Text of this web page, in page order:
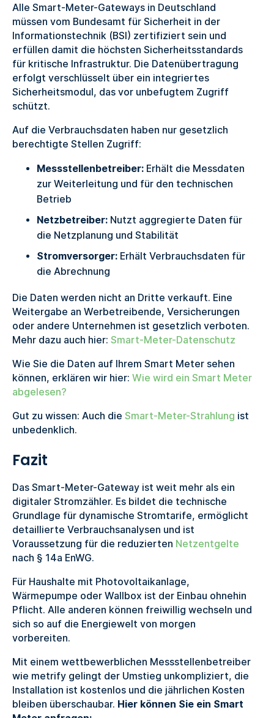
Alle Smart-Meter-Gateways in Deutschland
müssen vom Bundesamt für Sicherheit in der
Informationstechnik (BSI) zertifiziert sein und
erfüllen damit die höchsten Sicherheitsstandards
für kritische Infrastruktur. Die Datenübertragung
erfolgt verschlüsselt über ein integriertes
Sicherheitsmodul, das vor unbefugtem Zugriff
schützt.
Auf die Verbrauchsdaten haben nur gesetzlich
berechtigte Stellen Zugriff:
Messstellenbetreiber:Erhält die Messdaten
zur Weiterleitung und für den technischen
Betrieb
Netzbetreiber:Nutzt aggregierte Daten für
die Netzplanung und Stabilität
Stromversorger:Erhält Verbrauchsdaten für
die Abrechnung
Die Daten werden nicht an Dritte verkauft. Eine
Weitergabe an Werbetreibende, Versicherungen
oder andere Unternehmen ist gesetzlich verboten.
Mehr dazu auch hier: Smart-Meter-Datenschutz
Wie Sie die Daten auf Ihrem Smart Meter sehen
können, erklären wir hier: Wie wird ein Smart Meter
abgelesen?
Gut zu wissen: Auch die Smart-Meter-Strahlung ist
unbedenklich.
Fazit
Das Smart-Meter-Gateway ist weit mehr als ein
digitaler Stromzähler. Es bildet die technische
Grundlage für dynamische Stromtarife, ermöglicht
detaillierte Verbrauchsanalysen und ist
Voraussetzung für die reduzierten Netzentgelte
nach § 14a EnWG.
Für Haushalte mit Photovoltaikanlage,
Wärmepumpe oder Wallbox ist der Einbau ohnehin
Pflicht. Alle anderen können freiwillig wechseln und
sich so auf die Energiewelt von morgen
vorbereiten.
Mit einem wettbewerblichen Messstellenbetreiber
wie metrify gelingt der Umstieg unkompliziert, die
Installation ist kostenlos und die jährlichen Kosten
bleiben überschaubar. Hier können Sie ein Smart